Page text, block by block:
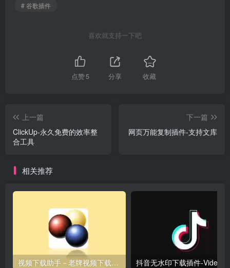
# 谷歌插件
喜欢就支持一下吧
点赞5 分享 收藏
上一篇
ClickUp-永久免费的效率整
合工具
下一篇
网页万能复制插件-支持文库
相关推荐
视频下载助手－老牌视频下载插件，支持国内外500+站点